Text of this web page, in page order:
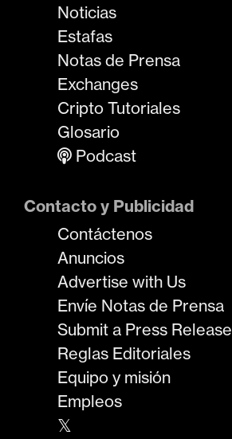
Noticias
Estafas
Notas de Prensa
Exchanges
Cripto Tutoriales
Glosario
Podcast
Contacto y Publicidad
Contáctenos
Anuncios
Advertise with Us
Envíe Notas de Prensa
Submit a Press Release
Reglas Editoriales
Equipo y misión
Empleos
𝕏